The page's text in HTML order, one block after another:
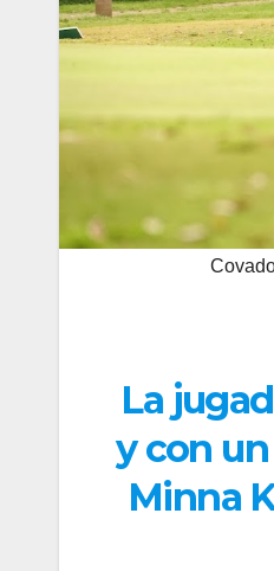
La
y con
Minna